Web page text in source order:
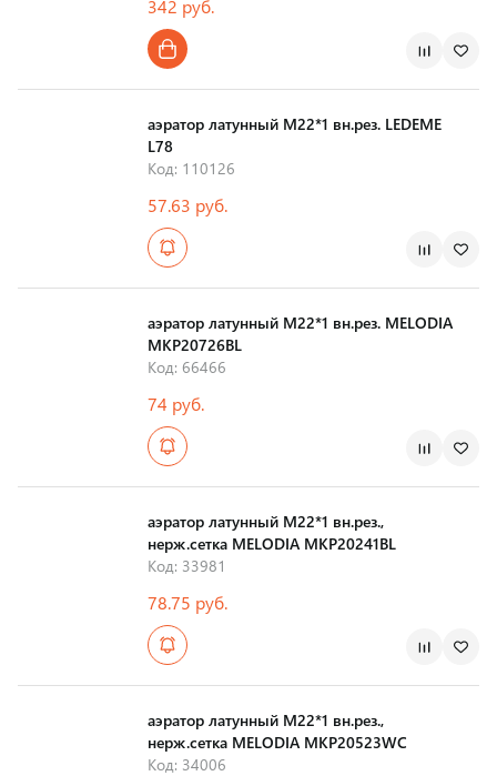
342 руб.
аэратор латунный М22*1 вн.рез. LEDEME
L78
Код: 110126
57.63 руб.
аэратор латунный М22*1 вн.рез. MELODIA
MKP20726BL
Код: 66466
74 руб.
аэратор латунный М22*1 вн.рез.,
нерж.сетка MELODIA MKP20241BL
Код: 33981
78.75 руб.
аэратор латунный М22*1 вн.рез.,
нерж.сетка MELODIA MKP20523WC
Код: 34006